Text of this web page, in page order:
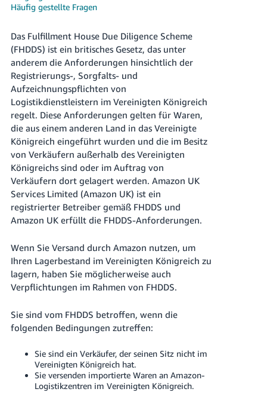
Deutsch
Español
- ES
Français
- FR
Italiano
- IT
日
本
語
-
JP
한
국
어
KR
Anmelden
Registrieren
Häufig gestellte Fragen
Das Fulfillment House Due Diligence Scheme
(FHDDS) ist ein britisches Gesetz, das unter
anderem die Anforderungen hinsichtlich der
Registrierungs-, Sorgfalts- und
Aufzeichnungspflichten von
Logistikdienstleistern im Vereinigten Königreich
regelt. Diese Anforderungen gelten für Waren,
die aus einem anderen Land in das Vereinigte
Königreich eingeführt wurden und die im Besitz
von Verkäufern außerhalb des Vereinigten
Königreichs sind oder im Auftrag von
Verkäufern dort gelagert werden. Amazon UK
Services Limited (Amazon UK) ist ein
registrierter Betreiber gemäß FHDDS und
Amazon UK erfüllt die FHDDS-Anforderungen.
Wenn Sie Versand durch Amazon nutzen, um
Ihren Lagerbestand im Vereinigten Königreich zu
lagern, haben Sie möglicherweise auch
Verpflichtungen im Rahmen von FHDDS.
Sie sind vom FHDDS betroffen, wenn die
folgenden Bedingungen zutreffen:
Sie sind ein Verkäufer, der seinen Sitz nicht im
Vereinigten Königreich hat.
Sie versenden importierte Waren an Amazon-
Logistikzentren im Vereinigten Königreich.